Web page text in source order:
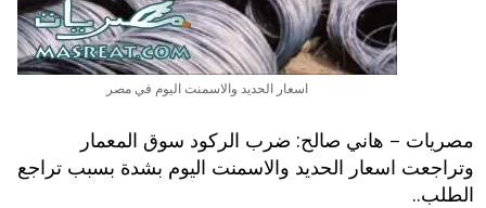
اسعار الحديد والاسمنت اليوم في مصر
مصريات – هاني صالح: ضرب الركود سوق المعمار
وتراجعت اسعار الحديد والاسمنت اليوم بشدة بسبب تراجع
الطلب..